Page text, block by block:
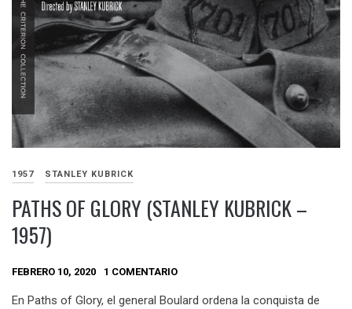
1957 STANLEY KUBRICK
PATHS OF GLORY (STANLEY KUBRICK –
1957)
FEBRERO 10, 2020 1 COMENTARIO
En Paths of Glory, el general Boulard ordena la conquista de